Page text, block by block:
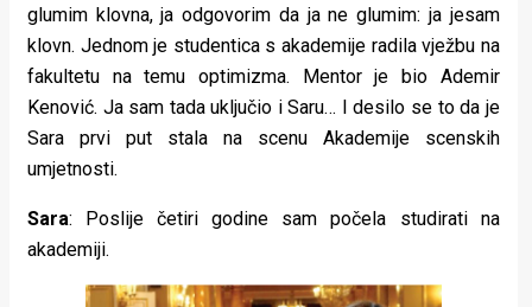
glumim klovna, ja odgovorim da ja ne glumim: ja jesam
klovn. Jednom je studentica s akademije radila vježbu na
fakultetu na temu optimizma. Mentor je bio Ademir
Kenović. Ja sam tada uključio i Saru… I desilo se to da je
Sara prvi put stala na scenu Akademije scenskih
umjetnosti.
Sara: Poslije četiri godine sam počela studirati na
akademiji.